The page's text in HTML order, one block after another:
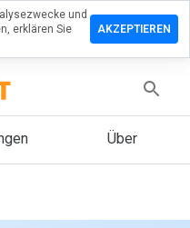
Über
und
erklären Sie
AKZEPTIEREN